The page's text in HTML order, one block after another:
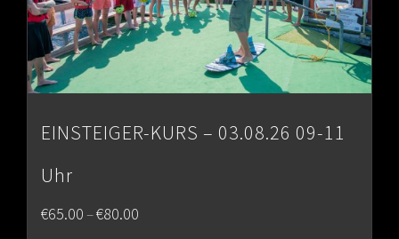
EINSTEIGER-KURS – 03.08.26 09-11
Uhr
€65.00–€80.00